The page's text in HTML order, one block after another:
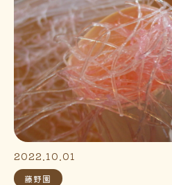
2022.10.01
藤野園